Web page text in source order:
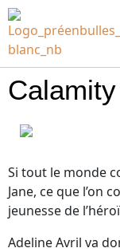
Si tout le monde
Jane, ce que l’on
jeunesse de
Adeline Avril va